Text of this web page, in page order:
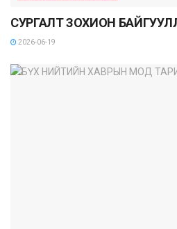
СУРГАЛТ ЗОХИОН
2026-06-19